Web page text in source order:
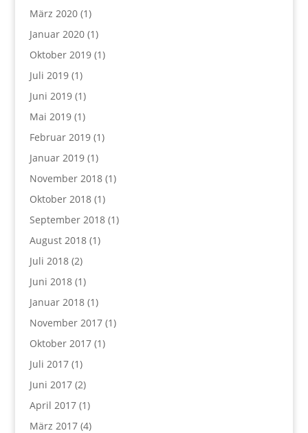
März 2020(1)
Januar 2020(1)
Oktober 2019(1)
Juli 2019(1)
Juni 2019(1)
Mai 2019(1)
Februar 2019(1)
Januar 2019(1)
November 2018(1)
Oktober 2018(1)
September 2018(1)
August 2018(1)
Juli 2018(2)
Juni 2018(1)
Januar 2018(1)
November 2017(1)
Oktober 2017(1)
Juli 2017(1)
Juni 2017(2)
April 2017(1)
März 2017(4)